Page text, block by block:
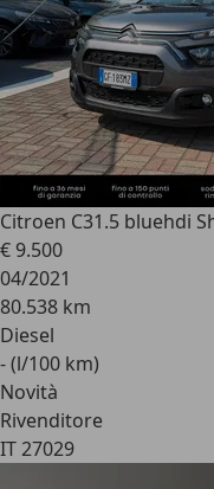
Citroen C31.5 bluehdi
€ 9.500
04/2021
80.538 km
Diesel
- (l/100 km)
Novità
Rivenditore
IT 27029